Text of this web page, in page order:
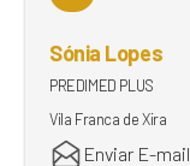
Sónia Lopes
PREDIMED PLUS
Vila Franca de Xira
Enviar E-mail